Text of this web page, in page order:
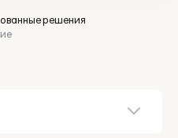
решения